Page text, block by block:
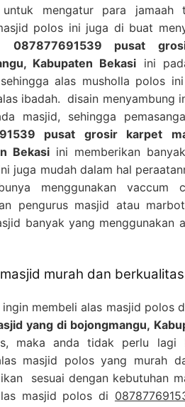
mengatur para jamaah
polos ini juga di buat
087877691539 pusat
Kabupaten Bekasi ini
alas musholla polos
ibadah. disain menyambung
masjid, sehingga
pusat grosir karpet
Bekasiini memberikan
juga mudah dalam hal
menggunakan vaccum
pengurus masjid atau
banyak yang menggunakan
murah dan
membeli alas masjid polos
yang di bojongmangu,
maka anda tidak perlu lagi
masjid polos yang murah
sesuai dengan kebutuhan
masjid polos di